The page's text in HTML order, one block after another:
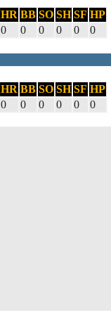
HR BB SO SH SF HP
0 0 0 0 0 0
HR BB SO SH SF HP
0 0 0 0 0 0